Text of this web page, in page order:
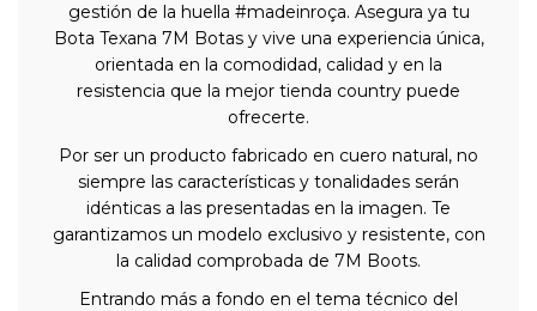
gestión de la huella #madeinroça. Asegura ya tu
Bota Texana 7M Botas y vive una experiencia única,
orientada en la comodidad, calidad y en la
resistencia que la mejor tienda country puede
ofrecerte.
Por ser un producto fabricado en cuero natural, no
siempre las características y tonalidades serán
idénticas a las presentadas en la imagen. Te
garantizamos un modelo exclusivo y resistente, con
la calidad comprobada de 7M Boots.
Entrando más a fondo en el tema técnico del